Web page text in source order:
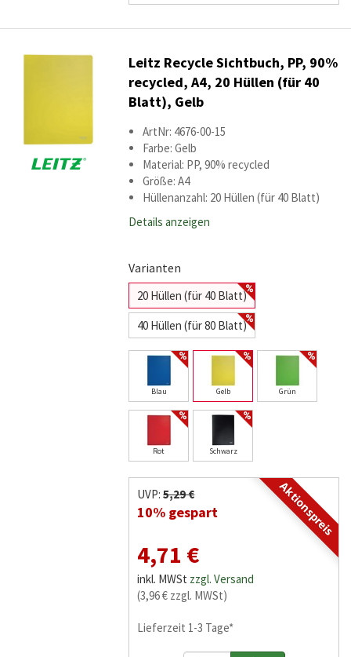
Leitz Recycle Sichtbuch, PP, 90%
recycled, A4, 20 Hüllen (für 40
Blatt), Gelb
ArtNr: 4676-00-15
Farbe: Gelb
Material: PP, 90% recycled
Größe: A4
Hüllenanzahl: 20 Hüllen (für 40 Blatt)
Details anzeigen
Varianten
20 Hüllen (für 40 Blatt)
40 Hüllen (für 80 Blatt)
Blau Gelb Grün
Rot Schwarz
Aktionspreis
UVP:5,29 €
10% gespart
4,71 €
inkl. MWSt zzgl. Versand
(3,96 € zzgl. MWSt)
Lieferzeit 1-3 Tage*